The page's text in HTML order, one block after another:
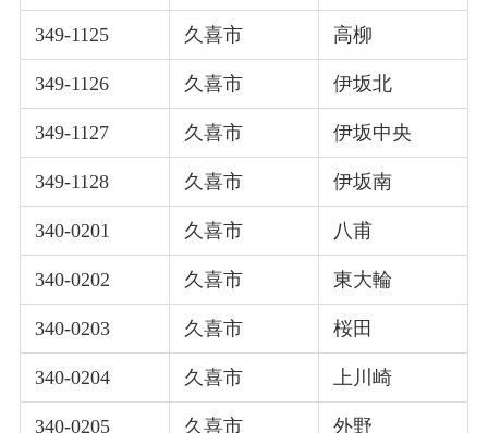
349-1125 久喜市 高柳
349-1126 久喜市 伊坂北
349-1127 久喜市 伊坂中央
349-1128 久喜市 伊坂南
340-0201 久喜市 八甫
340-0202 久喜市 東大輪
340-0203 久喜市 桜田
340-0204 久喜市 上川崎
340-0205 久喜市 外野